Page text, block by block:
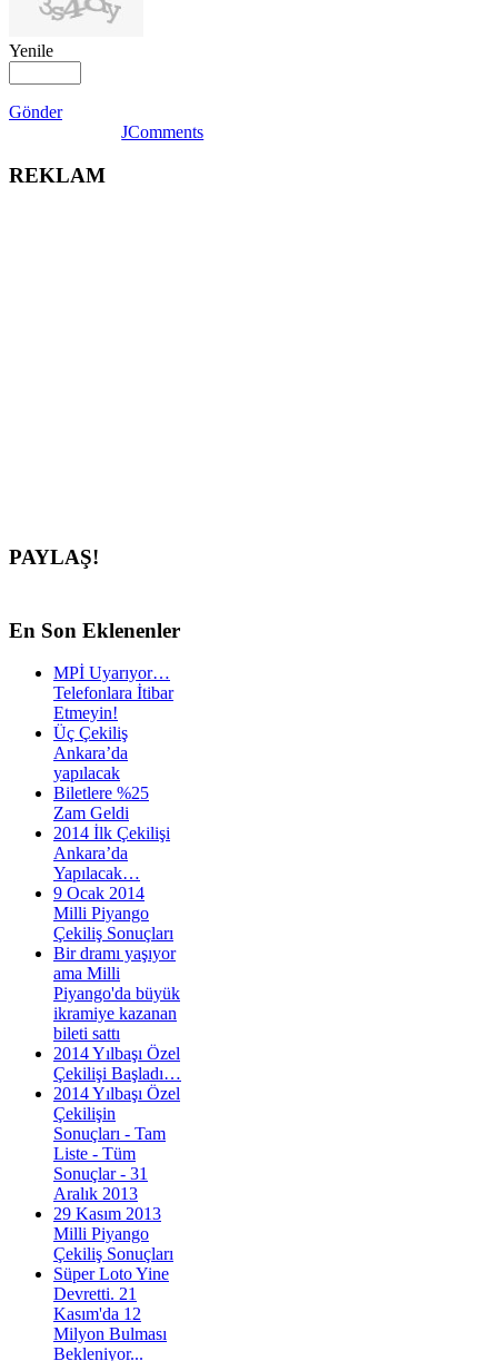
Yenile
Gönder
JComments
REKLAM
PAYLAŞ!
En Son Eklenenler
MPİ Uyarıyor…
Telefonlara İtibar
Etmeyin!
Üç Çekiliş
Ankara’da
yapılacak
Biletlere %25
Zam Geldi
2014 İlk Çekilişi
Ankara’da
Yapılacak…
9 Ocak 2014
Milli Piyango
Çekiliş Sonuçları
Bir dramı yaşıyor
ama Milli
Piyango'da büyük
ikramiye kazanan
bileti sattı
2014 Yılbaşı Özel
Çekilişi Başladı…
2014 Yılbaşı Özel
Çekilişin
Sonuçları - Tam
Liste - Tüm
Sonuçlar - 31
Aralık 2013
29 Kasım 2013
Milli Piyango
Çekiliş Sonuçları
Süper Loto Yine
Devretti. 21
Kasım'da 12
Milyon Bulması
Bekleniyor...